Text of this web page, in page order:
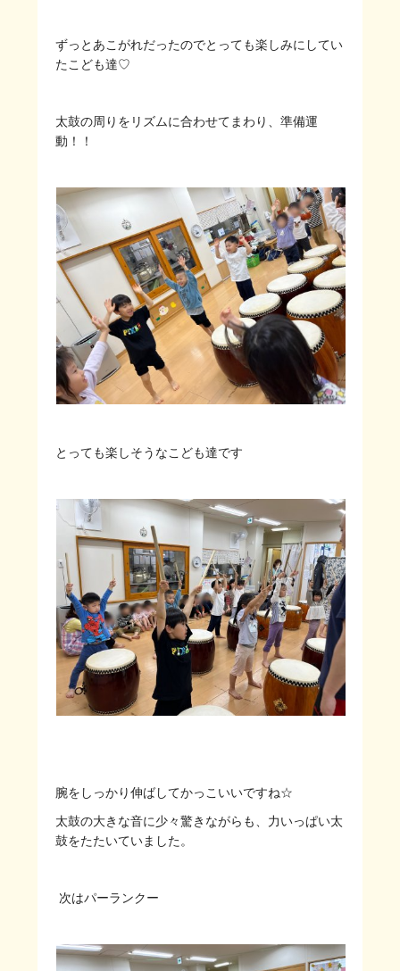
ずっとあこがれだったのでとっても楽しみにしてい
たこども達♡
太鼓の周りをリズムに合わせてまわり、準備運
動！！
とっても楽しそうなこども達です
腕をしっかり伸ばしてかっこいいですね☆
太鼓の大きな音に少々驚きながらも、力いっぱい太
鼓をたたいていました。
次はパーランクー